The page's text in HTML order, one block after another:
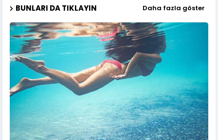
BUNLARI DA TIKLAYIN Daha fazla göster